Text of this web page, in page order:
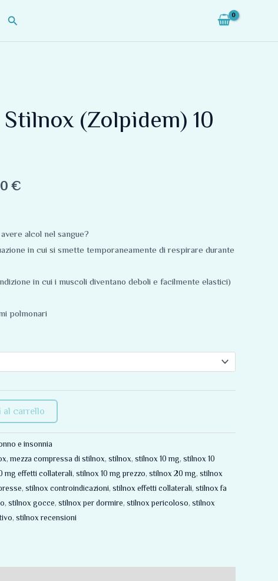
Cerca
(Zolpidem) 10
€
di
345,00 €
alcol nel sangue?
in cui si smette temporaneamente di respirare durante
in cui i muscoli diventano deboli e facilmente elastici)
polmonari
al carrello
e insonnia
,mezza compressa di stilnox, stilnox, stilnox 10 mg, stilnox 10
mg effetti collaterali, stilnox 10 mg prezzo, stilnox 20 mg, stilnox
, stilnox controindicazioni, stilnox effetti collaterali, stilnox fa
, stilnox gocce, stilnox per dormire, stilnox pericoloso, stilnox
, stilnox recensioni